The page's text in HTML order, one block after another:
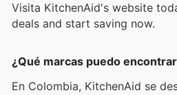
Visita KitchenAid's website
deals and start saving now.
¿Qué marcas puedo
En Colombia, KitchenAid se